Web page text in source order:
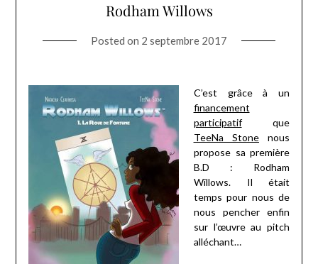
Rodham Willows
Posted on 2 septembre 2017
C’est grâce à un
financement
participatifque
TeeNa Stone nous
propose sa première
B.D : Rodham
Willows. Il était
temps pour nous de
nous pencher enfin
sur l’œuvre au pitch
alléchant…